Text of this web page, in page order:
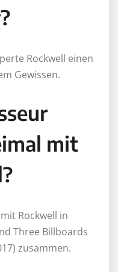
Rockwell einen
Gewissen.
mit
Rockwell in
Three Billboards
zusammen.